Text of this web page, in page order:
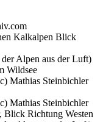
Kalkalpen Blick
Alpen aus der Luft)
Wildsee
Mathias Steinbichler
Mathias Steinbichler
Blick Richtung Westen